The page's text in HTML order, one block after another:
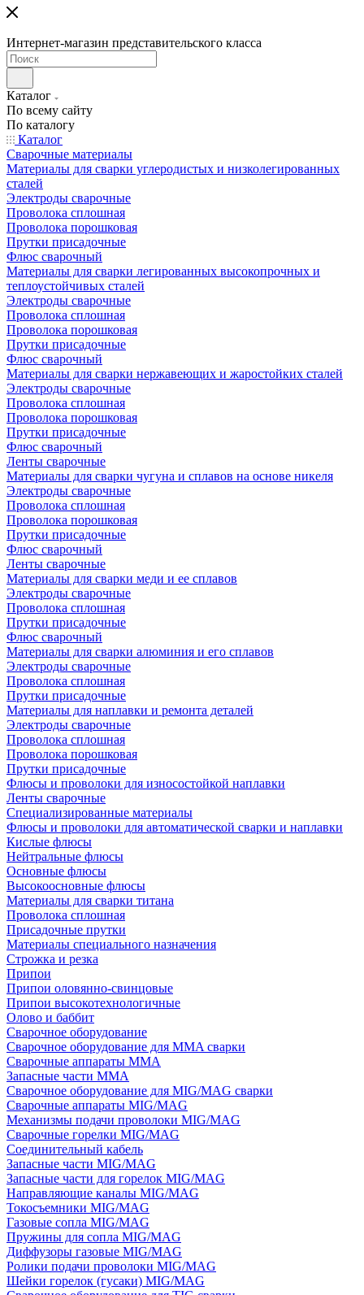
Интернет-магазин представительского класса
Каталог
По всему сайту
По каталогу
Каталог
Сварочные материалы
Материалы для сварки углеродистых и низколегированных
сталей
Электроды сварочные
Проволока сплошная
Проволока порошковая
Прутки присадочные
Флюс сварочный
Материалы для сварки легированных высокопрочных и
теплоустойчивых сталей
Электроды сварочные
Проволока сплошная
Проволока порошковая
Прутки присадочные
Флюс сварочный
Материалы для сварки нержавеющих и жаростойких сталей
Электроды сварочные
Проволока сплошная
Проволока порошковая
Прутки присадочные
Флюс сварочный
Ленты сварочные
Материалы для сварки чугуна и сплавов на основе никеля
Электроды сварочные
Проволока сплошная
Проволока порошковая
Прутки присадочные
Флюс сварочный
Ленты сварочные
Материалы для сварки меди и ее сплавов
Электроды сварочные
Проволока сплошная
Прутки присадочные
Флюс сварочный
Материалы для сварки алюминия и его сплавов
Электроды сварочные
Проволока сплошная
Прутки присадочные
Материалы для наплавки и ремонта деталей
Электроды сварочные
Проволока сплошная
Проволока порошковая
Прутки присадочные
Флюсы и проволоки для износостойкой наплавки
Ленты сварочные
Специализированные материалы
Флюсы и проволоки для автоматической сварки и наплавки
Кислые флюсы
Нейтральные флюсы
Основные флюсы
Высокоосновные флюсы
Материалы для сварки титана
Проволока сплошная
Присадочные прутки
Материалы специального назначения
Строжка и резка
Припои
Припои оловянно-свинцовые
Припои высокотехнологичные
Олово и баббит
Сварочное оборудование
Сварочное оборудование для MMA сварки
Сварочные аппараты MMA
Запасные части MMA
Сварочное оборудование для MIG/MAG сварки
Сварочные аппараты MIG/MAG
Механизмы подачи проволоки MIG/MAG
Сварочные горелки MIG/MAG
Соединительный кабель
Запасные части MIG/MAG
Запасные части для горелок MIG/MAG
Направляющие каналы MIG/MAG
Токосъемники MIG/MAG
Газовые сопла MIG/MAG
Пружины для сопла MIG/MAG
Диффузоры газовые MIG/MAG
Ролики подачи проволоки MIG/MAG
Шейки горелок (гусаки) MIG/MAG